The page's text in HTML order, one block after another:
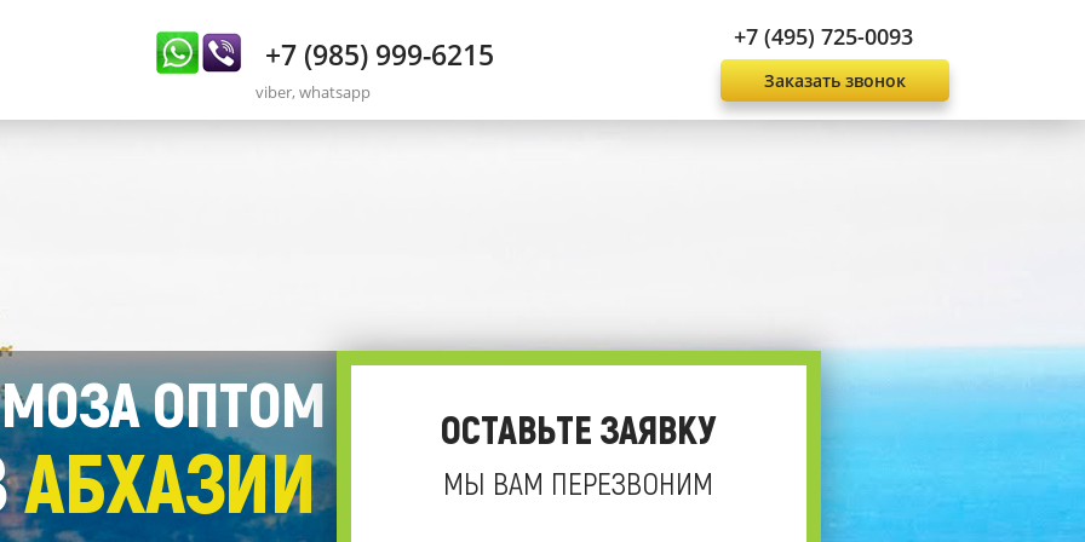
+7 (495) 725-0093
+7 (985) 999-6215
viber, whatsapp Заказать звонок
ОСТАВЬТЕ ЗАЯВКУ
МЫ ВАМ ПЕРЕЗВОНИМ
ОПТОМ
АБХАЗИИ